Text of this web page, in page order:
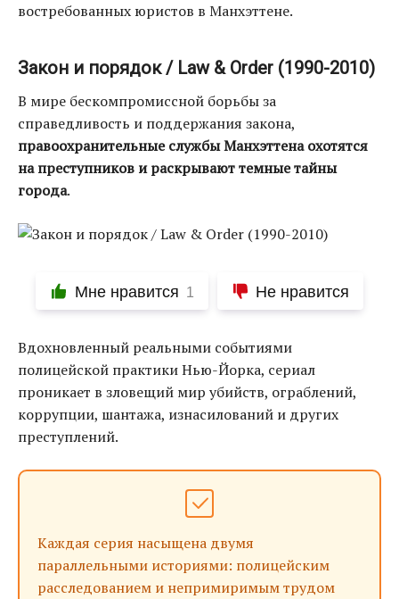
востребованных юристов в Манхэттене.
Закон и порядок / Law & Order (1990-2010)
В мире бескомпромиссной борьбы за
справедливость и поддержания закона,
правоохранительные службы Манхэттена охотятся
на преступников и раскрывают темные тайны
города.
Мне нравится 1 Не нравится
Вдохновленный реальными событиями
полицейской практики Нью-Йорка, сериал
проникает в зловещий мир убийств, ограблений,
коррупции, шантажа, изнасилований и других
преступлений.
Каждая серия насыщена двумя
параллельными историями: полицейским
расследованием и непримиримым трудом